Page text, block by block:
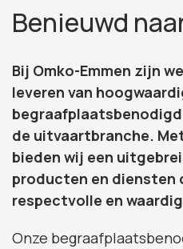
Benieuwd
Bij Omko-Emmen zijn
leveren van
de uitvaartbranche.
bieden wij een
producten en diensten
respectvolle en
Onze